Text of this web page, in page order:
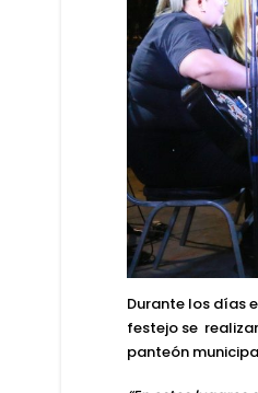
Durante los días
festejo se
panteón